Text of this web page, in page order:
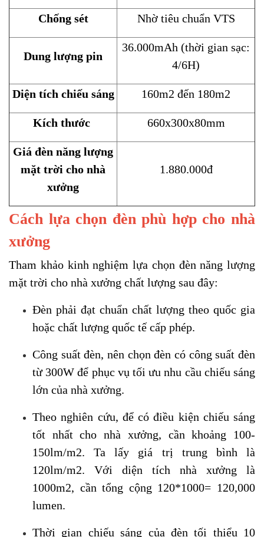
Chống sét Nhờ tiêu chuẩn VTS
Dung lượng pin
36.000mAh (thời gian sạc:
4/6H)
Diện tích chiếu sáng 160m2 đến 180m2
Kích thước 660x300x80mm
Giá đèn năng lượng
mặt trời cho nhà
xưởng
1.880.000đ
Cách lựa chọn đèn phù hợp cho nhà
xưởng
Tham khảo kinh nghiệm lựa chọn đèn năng lượng
mặt trời cho nhà xưởng chất lượng sau đây:
Đèn phải đạt chuẩn chất lượng theo quốc gia
hoặc chất lượng quốc tế cấp phép.
Công suất đèn, nên chọn đèn có công suất đèn
từ 300W để phục vụ tối ưu nhu cầu chiếu sáng
lớn của nhà xưởng.
Theo nghiên cứu, để có điều kiện chiếu sáng
tốt nhất cho nhà xưởng, cần khoảng 100-
150lm/m2. Ta lấy giá trị trung bình là
120lm/m2. Với diện tích nhà xưởng là
1000m2, cần tổng cộng 120*1000= 120,000
lumen.
Thời gian chiếu sáng của đèn tối thiểu 10